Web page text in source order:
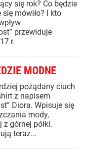
się rok? Co będzie
mówiło? I kto
przewiduje
r.
MODNE
pożądany ciuch
z napisem
Diora. Wpisuje się
mody,
górnej półki.
teraz...